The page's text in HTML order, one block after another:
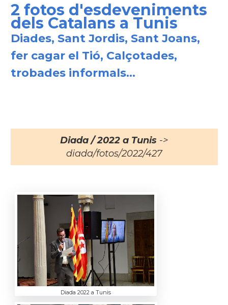
2 fotos d'esdeveniments
dels Catalans a Tunis
Diades, Sant Jordis, Sant Joans,
fer cagar el Tió, Calçotades,
trobades informals...
Diada / 2022 a Tunis ->
diada/fotos/2022/427
Diada 2022 a Tunis